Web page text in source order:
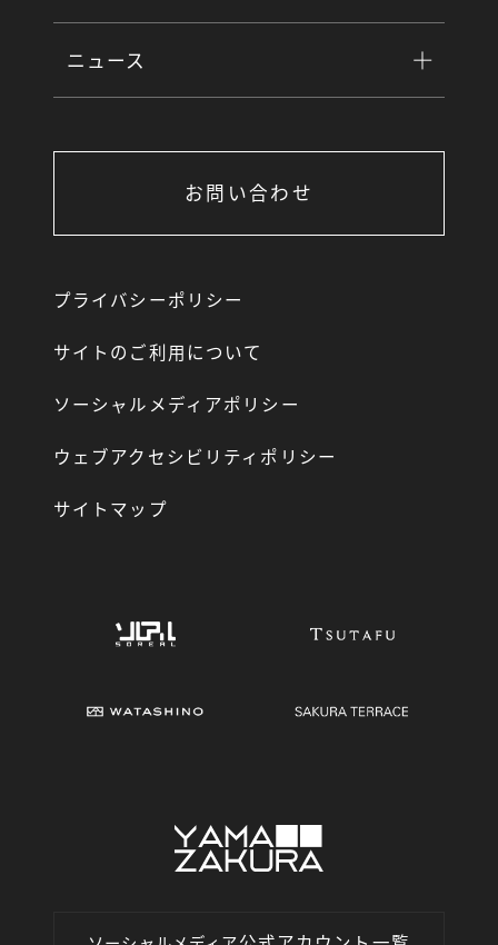
ニュース
お問い合わせ
プライバシーポリシー
サイトのご利用について
ソーシャルメディアポリシー
ウェブアクセシビリティポリシー
サイトマップ